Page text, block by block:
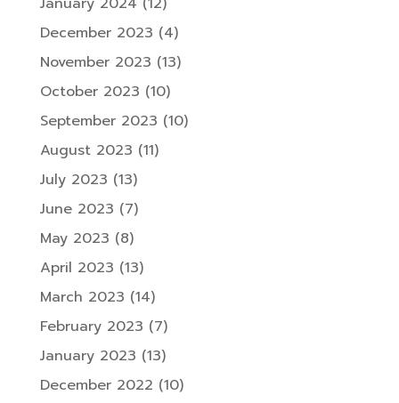
December 2023 (4)
November 2023 (13)
October 2023 (10)
September 2023 (10)
August 2023 (11)
July 2023 (13)
June 2023 (7)
May 2023 (8)
April 2023 (13)
March 2023 (14)
February 2023 (7)
January 2023 (13)
December 2022 (10)